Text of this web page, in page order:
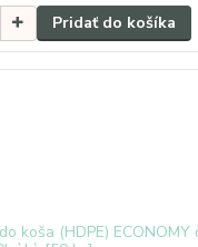
Pridať do košíka